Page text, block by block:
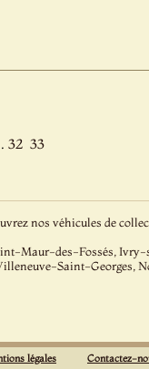
32 33
nos véhicules de
Maur-des-Fossés,
Saint-Georges,
légales Contactez-